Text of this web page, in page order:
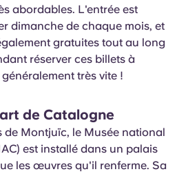
abordables. L'entrée est
dimanche de chaque mois, et
gratuites tout au long
réserver ces billets à
très vite !
de Catalogne
de Montjuïc, le Musée national
est installé dans un palais
les œuvres qu'il renferme. Sa